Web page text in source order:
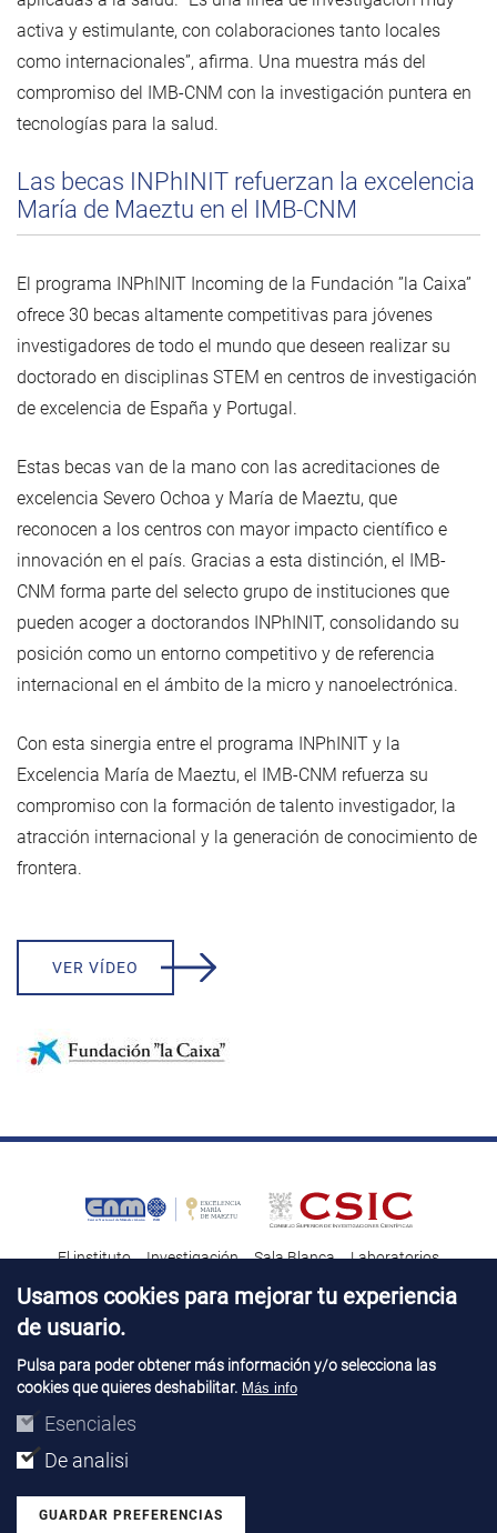
activa y estimulante, con colaboraciones tanto locales
como internacionales”, afirma. Una muestra más del
compromiso del IMB-CNM con la investigación puntera en
tecnologías para la salud.
Las becas INPhINIT refuerzan la excelencia
María de Maeztu en el IMB-CNM
El programa INPhINIT Incoming de la Fundación ”la Caixa”
ofrece 30 becas altamente competitivas para jóvenes
investigadores de todo el mundo que deseen realizar su
doctorado en disciplinas STEM en centros de investigación
de excelencia de España y Portugal.
Estas becas van de la mano con las acreditaciones de
excelencia Severo Ochoa y María de Maeztu, que
reconocen a los centros con mayor impacto científico e
innovación en el país. Gracias a esta distinción, el IMB-
CNM forma parte del selecto grupo de instituciones que
pueden acoger a doctorandos INPhINIT, consolidando su
posición como un entorno competitivo y de referencia
internacional en el ámbito de la micro y nanoelectrónica.
Con esta sinergia entre el programa INPhINIT y la
Excelencia María de Maeztu, el IMB-CNM refuerza su
compromiso con la formación de talento investigador, la
atracción internacional y la generación de conocimiento de
frontera.
VER VÍDEO
El instituto Investigación Sala Blanca
Laboratorios
Transferencia tecnológica
Noticias & Divulgación Destacados
Contacto Talento
Aviso Legal Perfil del contatante © Copyright 2026. IMB-CNM
Usamos cookies para mejorar tu experiencia
de usuario.
Pulsa para poder obtener más información y/o selecciona las
cookies que quieres deshabilitar. Más info
Esenciales
De analisi
GUARDAR PREFERENCIAS